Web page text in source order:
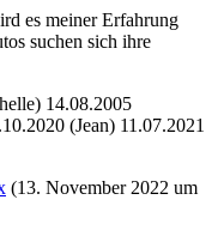
es meiner Erfahrung
suchen sich ihre
14.08.2005
(Jean) 11.07.2021
(13. November 2022 um